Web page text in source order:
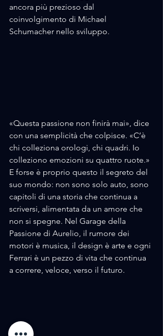
ancora più prezioso dal
coinvolgimento di Michael
Schumacher nello sviluppo.
«Questa passione non finirà mai», dice
con una semplicità che colpisce. «C’è
chi colleziona orologi, chi quadri. Io
colleziono emozioni su quattro ruote.»
E forse è proprio questo il segreto del
suo mondo: non sono solo auto, sono
capitoli di una storia che continua a
scriversi, alimentata da un amore che
non si spegne. Nel Garage della
Passione di Aurelio, il rumore dei
motori è musica, il design è arte e ogni
Ferrari è un pezzo di vita che continua
a correre, veloce, verso il futuro.